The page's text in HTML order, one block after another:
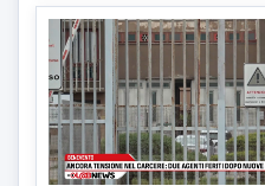
I cattivi odori provenienti dagli
depurazione industriale di...